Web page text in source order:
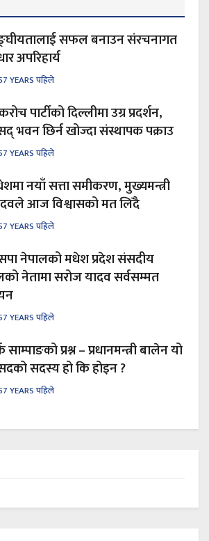
सफल बनाउन संरचनागत
अपरिहार्य
YEARS पहिले
पार्टीको दिल्लीमा उग्र प्रदर्शन,
भवन छिर्न खोज्दा संस्थापक पक्राउ
YEARS पहिले
नयाँ सत्ता समीकरण, मुख्यमन्त्री
आज विश्वासको मत लिँदै
YEARS पहिले
नेपालको मधेश प्रदेश संसदीय
नेतामा सरोज यादव सर्वसम्मत
YEARS पहिले
साम्पाङको प्रश्न – प्रधानमन्त्री बालेन यो
सदस्य हो कि होइन ?
YEARS पहिले